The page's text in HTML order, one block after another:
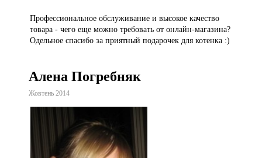
Профессиональное обслуживание и высокое качество
товара - чего еще можно требовать от онлайн-магазина?
Одельное спасибо за приятный подарочек для котенка :)
Алена Погребняк
Жовтень 2014